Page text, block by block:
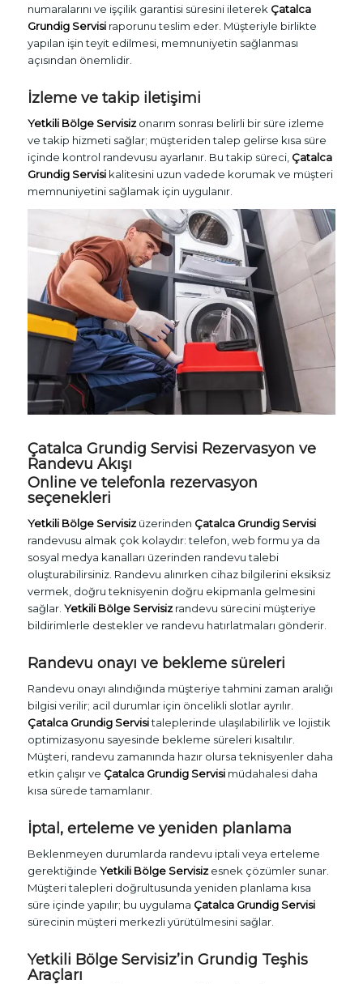
numaralarını ve işçilik garantisi süresini ileterek Çatalca
Grundig Servisiraporunu teslim eder. Müşteriyle birlikte
yapılan işin teyit edilmesi, memnuniyetin sağlanması
açısından önemlidir.
İzleme ve takip iletişimi
Yetkili Bölge Servisizonarım sonrası belirli bir süre izleme
ve takip hizmeti sağlar; müşteriden talep gelirse kısa süre
içinde kontrol randevusu ayarlanır. Bu takip süreci, Çatalca
Grundig Servisikalitesini uzun vadede korumak ve müşteri
memnuniyetini sağlamak için uygulanır.
Çatalca Grundig Servisi Rezervasyon ve
Randevu Akışı
Online ve telefonla rezervasyon
seçenekleri
Yetkili Bölge Servisizüzerinden Çatalca Grundig Servisi
randevusu almak çok kolaydır: telefon, web formu ya da
sosyal medya kanalları üzerinden randevu talebi
oluşturabilirsiniz. Randevu alınırken cihaz bilgilerini eksiksiz
vermek, doğru teknisyenin doğru ekipmanla gelmesini
sağlar. Yetkili Bölge Servisizrandevu sürecini müşteriye
bildirimlerle destekler ve randevu hatırlatmaları gönderir.
Randevu onayı ve bekleme süreleri
Randevu onayı alındığında müşteriye tahmini zaman aralığı
bilgisi verilir; acil durumlar için öncelikli slotlar ayrılır.
Çatalca Grundig Servisitaleplerinde ulaşılabilirlik ve lojistik
optimizasyonu sayesinde bekleme süreleri kısaltılır.
Müşteri, randevu zamanında hazır olursa teknisyenler daha
etkin çalışır ve Çatalca Grundig Servisimüdahalesi daha
kısa sürede tamamlanır.
İptal, erteleme ve yeniden planlama
Beklenmeyen durumlarda randevu iptali veya erteleme
gerektiğinde Yetkili Bölge Servisizesnek çözümler sunar.
Müşteri talepleri doğrultusunda yeniden planlama kısa
süre içinde yapılır; bu uygulama Çatalca Grundig Servisi
sürecinin müşteri merkezli yürütülmesini sağlar.
Yetkili Bölge Servisiz’in Grundig Teşhis
Araçları